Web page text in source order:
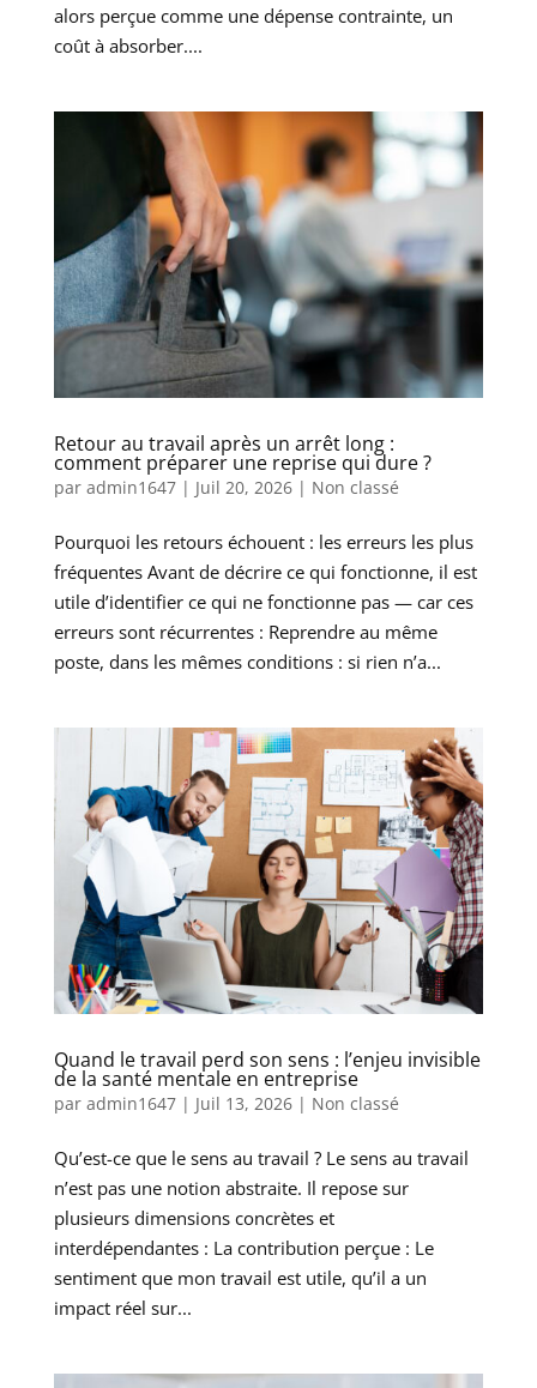
alors perçue comme une dépense contrainte, un
coût à absorber....
Retour au travail après un arrêt long :
comment préparer une reprise qui dure ?
par admin1647| Juil 20, 2026| Non classé
Pourquoi les retours échouent : les erreurs les plus
fréquentes Avant de décrire ce qui fonctionne, il est
utile d’identifier ce qui ne fonctionne pas — car ces
erreurs sont récurrentes : Reprendre au même
poste, dans les mêmes conditions : si rien n’a...
Quand le travail perd son sens : l’enjeu invisible
de la santé mentale en entreprise
par admin1647| Juil 13, 2026| Non classé
Qu’est-ce que le sens au travail ? Le sens au travail
n’est pas une notion abstraite. Il repose sur
plusieurs dimensions concrètes et
interdépendantes : La contribution perçue : Le
sentiment que mon travail est utile, qu’il a un
impact réel sur...